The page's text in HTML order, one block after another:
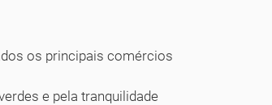
os principais comércios
e pela tranquilidade